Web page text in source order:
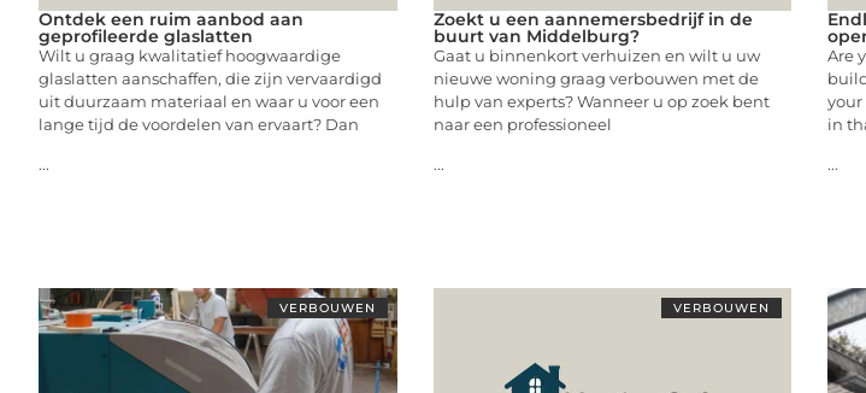
Ontdek een ruim aanbod aan
geprofileerde glaslatten
Wilt u graag kwalitatief hoogwaardige
glaslatten aanschaffen, die zijn vervaardigd
uit duurzaam materiaal en waar u voor een
lange tijd de voordelen van ervaart? Dan
...
Zoekt u een aannemersbedrijf in de
buurt van Middelburg?
Gaat u binnenkort verhuizen en wilt u uw
nieuwe woning graag verbouwen met de
hulp van experts? Wanneer u op zoek bent
naar een professioneel
...
Are
your
in
...
VERBOUWEN VERBOUWEN